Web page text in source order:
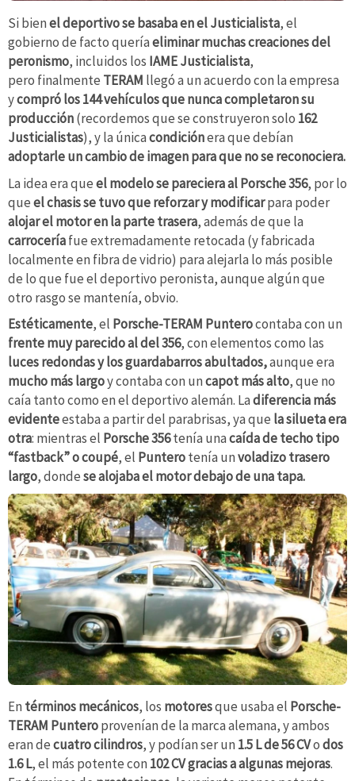
Si bienel deportivo se basaba en el Justicialista, el
gobiernode facto queríaeliminar muchas creaciones del
peronismo, incluidos los IAME Justicialista,
pero finalmente TERAM llegó a un acuerdo con la empresa
ycompró los 144 vehículos que nunca completaron su
producción(recordemos que se construyeron solo 162
Justicialistas), y la únicacondiciónera que debían
adoptarle un cambio de imagen para que no se reconociera.
La idea era queel modelo se pareciera al Porsche 356, por lo
queel chasis se tuvo que reforzar y modificarpara poder
alojar el motor en la parte trasera, además de que la
carroceríafue extremadamente retocada (y fabricada
localmente en fibra de vidrio) para alejarla lo más posible
de lo que fue el deportivo peronista, aunque algún que
otro rasgo se mantenía, obvio.
Estéticamente, el Porsche-TERAM Punterocontaba con un
frente muy parecido al del 356, con elementos como las
luces redondas y los guardabarros abultados,aunque era
mucho máslargoy contaba con uncapot más alto, que no
caía tanto como en el deportivo alemán. Ladiferencia más
evidenteestaba a partir del parabrisas, ya que la silueta era
otra: mientras el Porsche 356tenía unacaída de techo tipo
“fastback” o coupé, el Punterotenía unvoladizo trasero
largo, dondese alojaba elmotor debajo de una tapa.
En términos mecánicos, los motoresque usaba el Porsche-
TERAM Punteroprovenían de la marca alemana, y ambos
eran decuatro cilindros, y podían ser un 1.5 L de 56 CVodos
1.6 L, el más potente con 102 CV gracias a algunas mejoras.